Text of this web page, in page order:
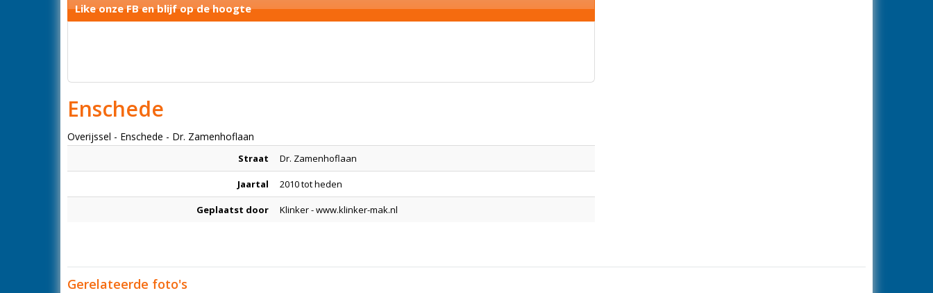
Like onze FB en blijf op de hoogte
Enschede
Overijssel - Enschede - Dr. Zamenhoflaan
Straat Dr. Zamenhoflaan
Jaartal 2010 tot heden
Geplaatst door Klinker - www.klinker-mak.nl
Gerelateerde foto's